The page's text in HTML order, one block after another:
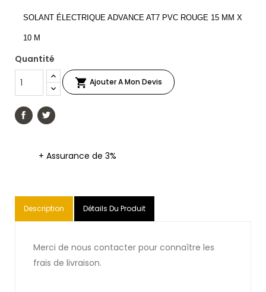
SOLANT ÉLECTRIQUE ADVANCE AT7 PVC ROUGE 15 MM X
10 M
Quantité
 Ajouter A Mon Devis
+ Assurance de 3%
Description Détails Du Produit
Merci de nous contacter pour connaître les
frais de livraison.